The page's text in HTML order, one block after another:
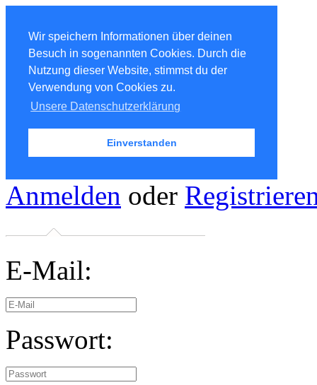
Wir speichern Informationen über deinen
Besuch in sogenannten Cookies. Durch die
Nutzung dieser Website, stimmst du der
Verwendung von Cookies zu.
Unsere Datenschutzerklärung
Einverstanden
Anmelden oder
E-Mail:
Passwort: